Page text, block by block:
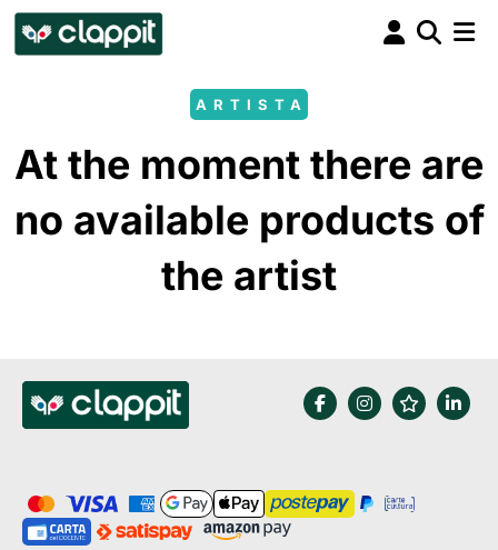
ARTISTA
At the moment there are
no available products of
the artist